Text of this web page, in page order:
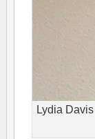
Lydia